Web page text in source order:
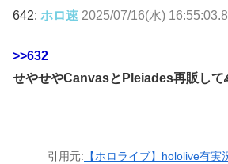
642: ホロ速 2025/07/16(水)
>>632
せやせやCanvasとPleiades再販して
引用元: 【ホロライブ】hololive有実